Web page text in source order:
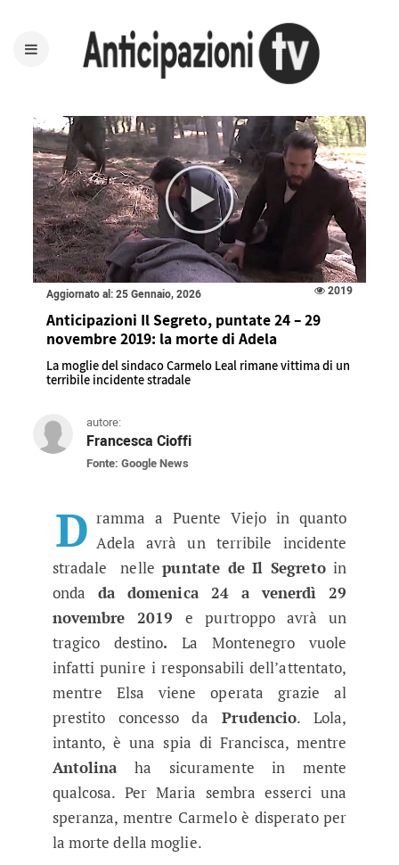
Aggiornato al: 25 Gennaio, 2026 2019
Anticipazioni Il Segreto, puntate 24 – 29
novembre 2019: la morte di Adela
La moglie del sindaco Carmelo Leal rimane vittima di un
terribile incidente stradale
autore:
Francesca Cioffi
Fonte: Google News
Anticipazioni Il Segreto, puntate
D ramma a Puente Viejo in quanto
Adela avrà un terribile incidente
stradale nelle puntate de Il Segretoin
onda da domenica 24 a venerdì 29
novembre 2019e purtroppo avrà un
tragico destino. La Montenegro vuole
infatti punire i responsabili dell’attentato,
mentre Elsa viene operata grazie al
prestito concesso da Prudencio. Lola,
intanto, è una spia di Francisca, mentre
Antolinaha sicuramente in mente
qualcosa. Per Maria sembra esserci una
speranza, mentre Carmelo è disperato per
la morte della moglie.